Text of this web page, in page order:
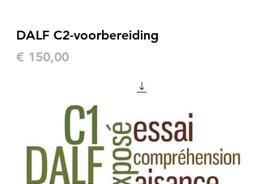
DALF C2-voorbereiding
Prijs
€ 150,00